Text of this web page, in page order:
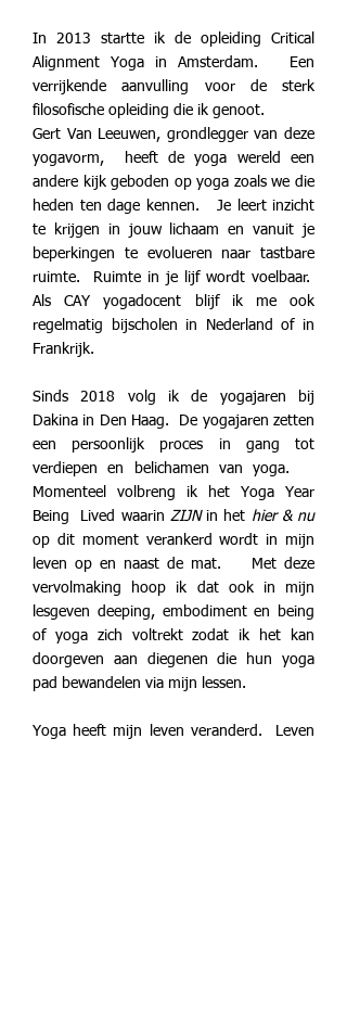
In 2013 startte ik de opleiding Critical
Alignment Yoga in Amsterdam. Een
verrijkende aanvulling voor de sterk
filosofische opleiding die ik genoot.
Gert Van Leeuwen, grondlegger van deze
yogavorm, heeft de yoga wereld een
andere kijk geboden op yoga zoals we die
heden ten dage kennen. Je leert inzicht
te krijgen in jouw lichaam en vanuit je
beperkingen te evolueren naar tastbare
ruimte. Ruimte in je lijf wordt voelbaar.
Als CAY yogadocent blijf ik me ook
regelmatig bijscholen in Nederland of in
Frankrijk.
Sinds 2018 volg ik de yogajaren bij
Dakina in Den Haag. De yogajaren zetten
een persoonlijk proces in gang tot
verdiepen en belichamen van yoga.
Momenteel volbreng ik het Yoga Year
Being Lived waarin ZIJN in het hier & nu
op dit moment verankerd wordt in mijn
leven op en naast de mat. Met deze
vervolmaking hoop ik dat ook in mijn
lesgeven deeping, embodiment en being
of yoga zich voltrekt zodat ik het kan
doorgeven aan diegenen die hun yoga
pad bewandelen via mijn lessen.
Yoga heeft mijn leven veranderd. Leven